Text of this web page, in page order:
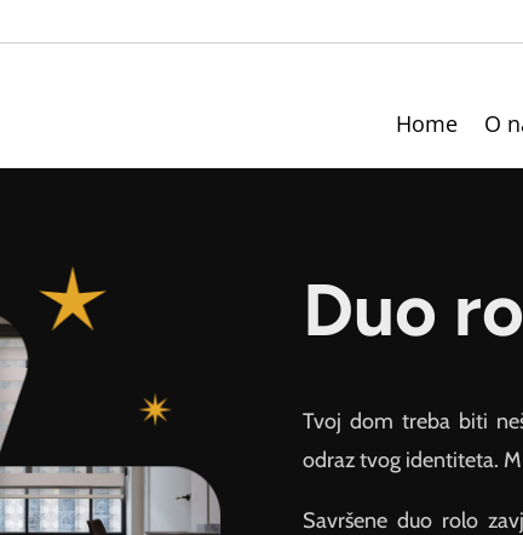
Home O
Duo
Tvoj dom treba biti
odraz tvog identiteta.
Savršene duo rolo